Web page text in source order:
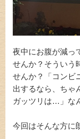
夜中にお腹が減っ
せんか？そういう
せんか？「コンビ
出するなら、ちゃ
ガッツリは…」な
今回はそんな方に